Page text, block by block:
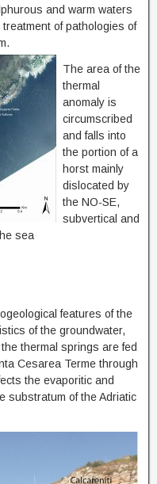
and warm waters
of pathologies of
The area of ​​the
thermal
anomaly is
circumscribed
and falls into
the portion of a
horst mainly
dislocated by
the NO-SE,
subvertical and
sea
features of the
of the groundwater,
thermal springs are fed
Cesarea Terme through
the evaporitic and
substratum of the Adriatic